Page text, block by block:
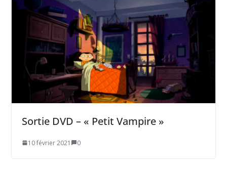
Sortie DVD – « Petit Vampire »
10 février 2021 0